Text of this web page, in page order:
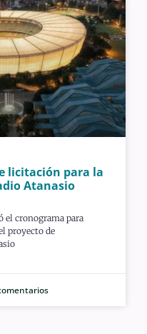
licitación para la
Atanasio
el cronograma para
proyecto de